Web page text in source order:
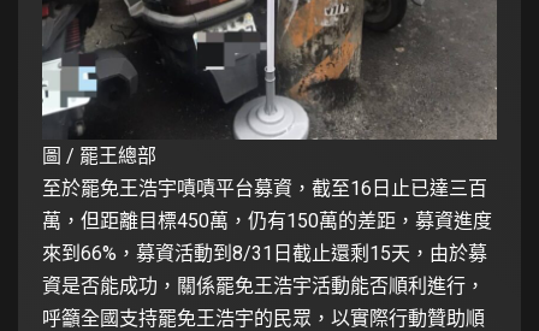
圖 / 罷王總部
至於罷免王浩宇嘖嘖平台募資，截至16日止已達三百
萬，但距離目標450萬，仍有150萬的差距，募資進度
來到66%，募資活動到8/31日截止還剩15天，由於募
資是否能成功，關係罷免王浩宇活動能否順利進行，
呼籲全國支持罷免王浩宇的民眾，以實際行動贊助順